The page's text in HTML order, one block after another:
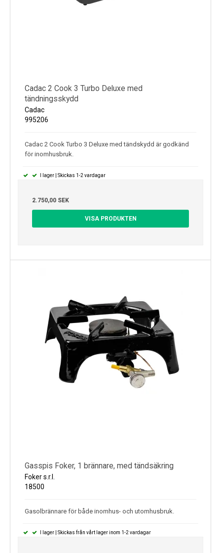
Cadac 2 Cook 3 Turbo Deluxe med
tändningsskydd
Cadac
995206
Cadac 2 Cook Turbo 3 Deluxe med tändskydd är godkänd
för inomhusbruk.
I lager | Skickas 1-2 vardagar
2.750,00 SEK
VISA PRODUKTEN
Gasspis Foker, 1 brännare, med tändsäkring
Foker s.r.l.
18500
Gasolbrännare för både inomhus- och utomhusbruk.
I lager | Skickas från vårt lager inom 1-2 vardagar